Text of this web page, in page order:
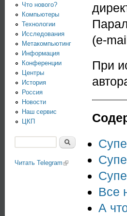
(e-
При
Все
А
Что нового?
Компьютеры
Технологии
Исследования
Метакомпьютинг
Информация
Конференции
Центры
История
Россия
Новости
Наш сервис
ЦКП
Читать Telegram (link is external)